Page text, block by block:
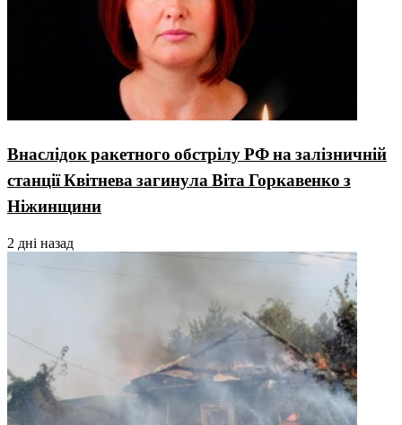
Внаслідок ракетного обстрілу РФ на залізничній
станції Квітнева загинула Віта Горкавенко з
Ніжинщини
2 дні назад